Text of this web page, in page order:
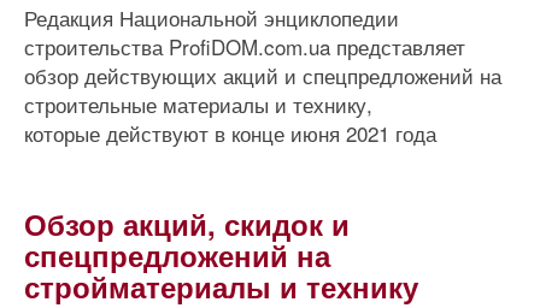
Редакция Национальной энциклопедии
строительства ProfiDOM.com.ua представляет
обзор действующих акций и спецпредложений на
строительные материалы и технику,
которые действуют в конце июня 2021 года
Обзор акций, скидок и
спецпредложений на
стройматериалы и технику